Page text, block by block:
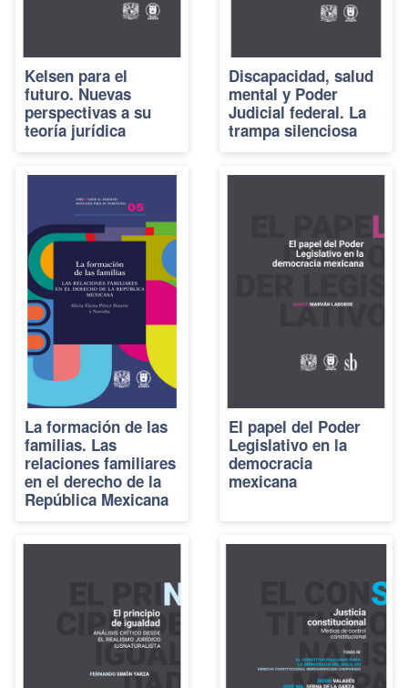
Kelsen para el
futuro. Nuevas
perspectivas a su
teoría jurídica
Discapacidad, salud
mental y Poder
Judicial federal. La
trampa silenciosa
La formación de las
familias. Las
relaciones familiares
en el derecho de la
República Mexicana
El papel del Poder
Legislativo en la
democracia
mexicana